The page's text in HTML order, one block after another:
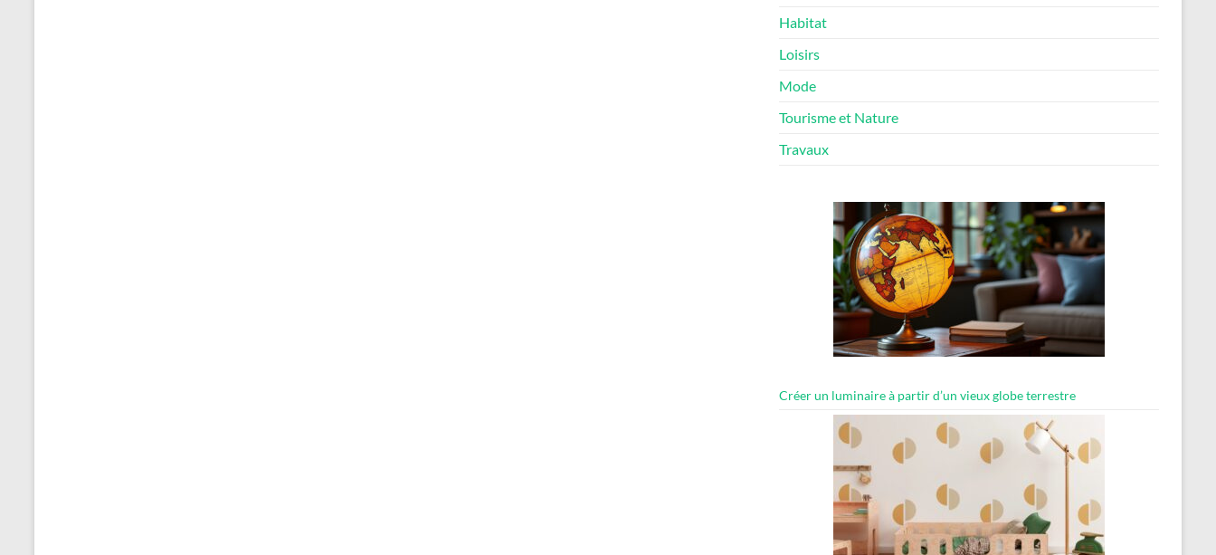
Habitat
Loisirs
Mode
Tourisme et Nature
Travaux
Créer un luminaire à partir d’un vieux globe terrestre